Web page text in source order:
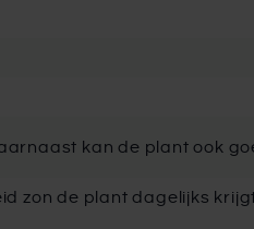
kan de plant ook
zon de plant dagelijks